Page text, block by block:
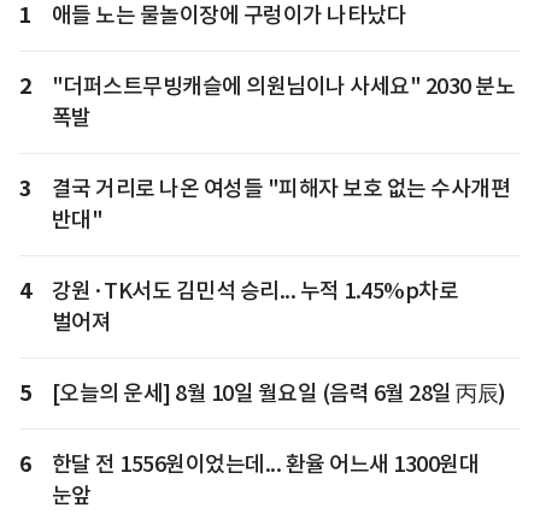
1 애들 노는 물놀이장에 구렁이가 나타났다
2
"더퍼스트무빙캐슬에 의원님이나 사세요" 2030 분노
폭발
3
결국 거리로 나온 여성들 "피해자 보호 없는 수사개편
반대"
4
강원·TK서도 김민석 승리... 누적 1.45%p차로
벌어져
5 [오늘의 운세] 8월 10일 월요일 (음력 6월 28일 丙辰)
6
한달 전 1556원이었는데... 환율 어느새 1300원대
눈앞